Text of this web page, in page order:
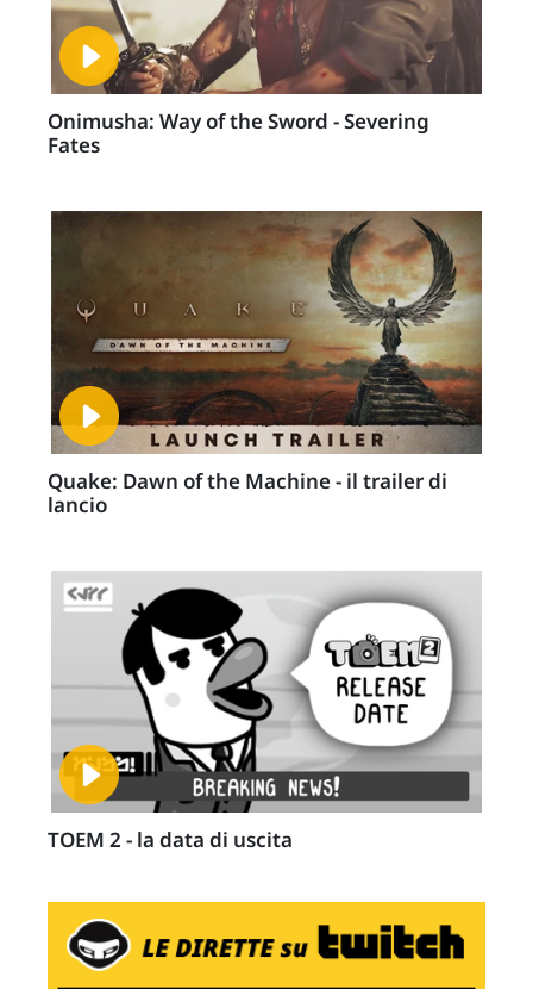
Onimusha: Way of the Sword - Severing
Fates
Quake: Dawn of the Machine - il trailer di
lancio
TOEM 2 - la data di uscita